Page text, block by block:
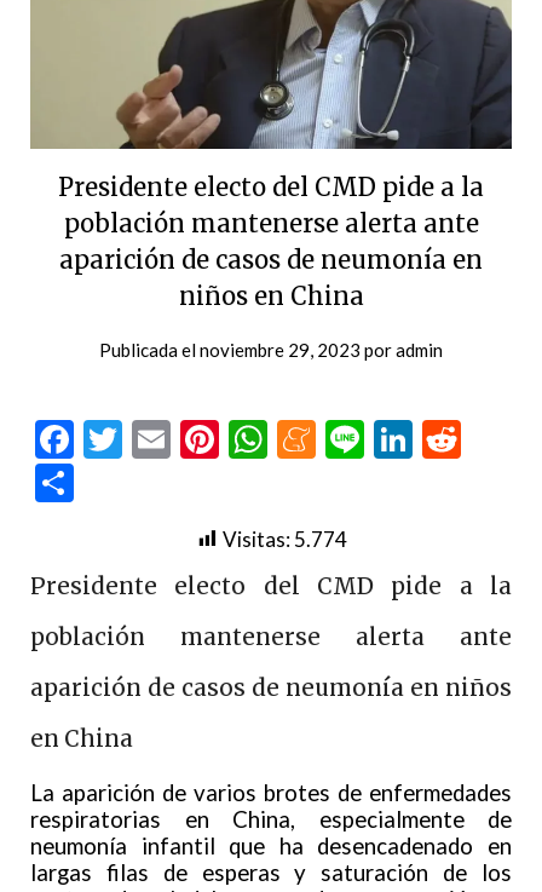
Presidente electo del CMD pide a la
población mantenerse alerta ante
aparición de casos de neumonía en
niños en China
Publicada elnoviembre 29, 2023 poradmin
Facebook
Twitter
EmailPinterest
WhatsApp
Meneame
Line
Visitas:5.774
Presidente electo del CMD pide a la
población mantenerse alerta ante
aparición de casos de neumonía en niños
en China
La aparición de varios brotes de enfermedades
respiratorias en China, especialmente de
neumonía infantil que ha desencadenado en
largas filas de esperas y saturación de los